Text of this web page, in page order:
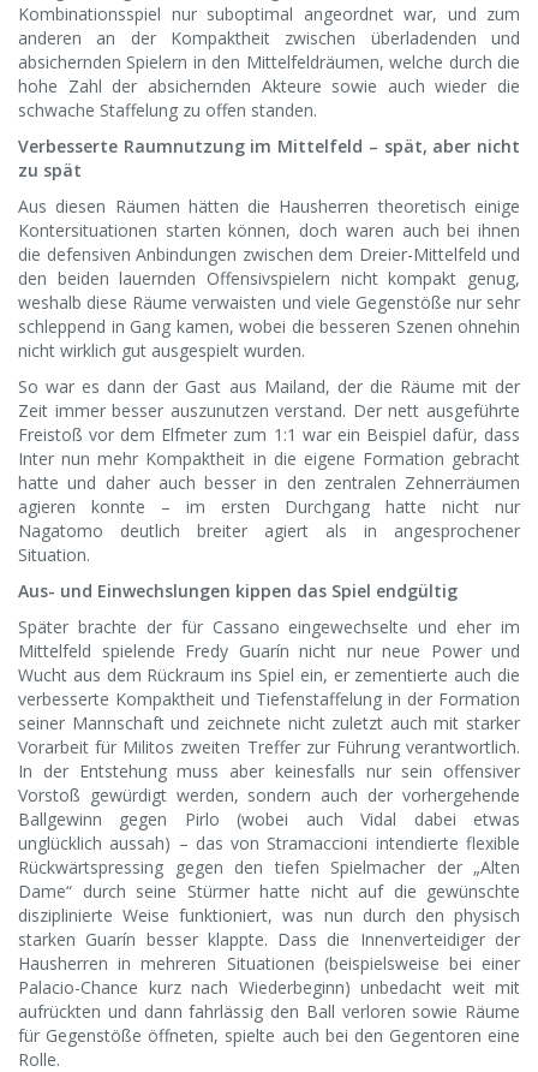
Kombinationsspiel nur suboptimal angeordnet war, und zum
anderen an der Kompaktheit zwischen überladenden und
absichernden Spielern in den Mittelfeldräumen, welche durch die
hohe Zahl der absichernden Akteure sowie auch wieder die
schwache Staffelung zu offen standen.
Verbesserte Raumnutzung im Mittelfeld – spät, aber nicht
zu spät
Aus diesen Räumen hätten die Hausherren theoretisch einige
Kontersituationen starten können, doch waren auch bei ihnen
die defensiven Anbindungen zwischen dem Dreier-Mittelfeld und
den beiden lauernden Offensivspielern nicht kompakt genug,
weshalb diese Räume verwaisten und viele Gegenstöße nur sehr
schleppend in Gang kamen, wobei die besseren Szenen ohnehin
nicht wirklich gut ausgespielt wurden.
So war es dann der Gast aus Mailand, der die Räume mit der
Zeit immer besser auszunutzen verstand. Der nett ausgeführte
Freistoß vor dem Elfmeter zum 1:1 war ein Beispiel dafür, dass
Inter nun mehr Kompaktheit in die eigene Formation gebracht
hatte und daher auch besser in den zentralen Zehnerräumen
agieren konnte – im ersten Durchgang hatte nicht nur
Nagatomo deutlich breiter agiert als in angesprochener
Situation.
Aus- und Einwechslungen kippen das Spiel endgültig
Später brachte der für Cassano eingewechselte und eher im
Mittelfeld spielende Fredy Guarín nicht nur neue Power und
Wucht aus dem Rückraum ins Spiel ein, er zementierte auch die
verbesserte Kompaktheit und Tiefenstaffelung in der Formation
seiner Mannschaft und zeichnete nicht zuletzt auch mit starker
Vorarbeit für Militos zweiten Treffer zur Führung verantwortlich.
In der Entstehung muss aber keinesfalls nur sein offensiver
Vorstoß gewürdigt werden, sondern auch der vorhergehende
Ballgewinn gegen Pirlo (wobei auch Vidal dabei etwas
unglücklich aussah) – das von Stramaccioni intendierte flexible
Rückwärtspressing gegen den tiefen Spielmacher der „Alten
Dame“ durch seine Stürmer hatte nicht auf die gewünschte
disziplinierte Weise funktioniert, was nun durch den physisch
starken Guarín besser klappte. Dass die Innenverteidiger der
Hausherren in mehreren Situationen (beispielsweise bei einer
Palacio-Chance kurz nach Wiederbeginn) unbedacht weit mit
aufrückten und dann fahrlässig den Ball verloren sowie Räume
für Gegenstöße öffneten, spielte auch bei den Gegentoren eine
Rolle.